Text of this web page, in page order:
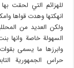
للهزائم التي لحقت
انهكتها وهدت قواها
ولكن العديد من
السهولة خاصة وانها
وابرزها ما يسمى
حراس الجمهورية